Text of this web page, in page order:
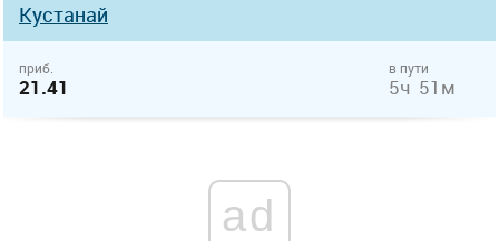
Кустанай
приб.
21.41
в пути
5ч 51м
ad